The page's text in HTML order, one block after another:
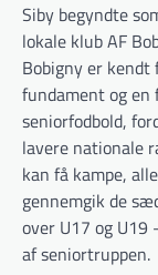
Siby begyndte
lokale klub AF
Bobigny er
fundament og
seniorfodbold,
lavere nationale
kan få kampe,
gennemgik de
over U17 og U19
af seniortruppen.